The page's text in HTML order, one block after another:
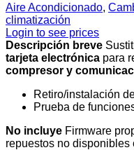
Aire Acondicionado,
climatización
Login to see prices
Descripción breve
tarjeta electrónica para
compresor y
Retiro/instalación
Prueba de
No incluye Firmware
repuestos no disponibles